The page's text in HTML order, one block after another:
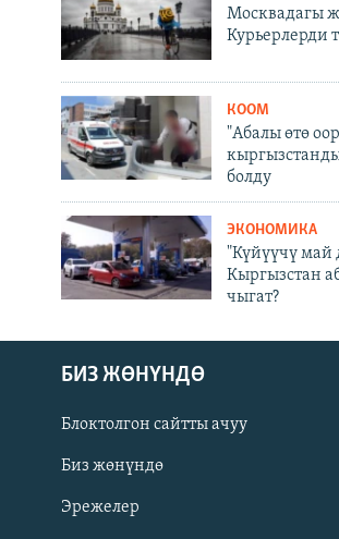
Русский
Москвадагы
Курьерлерди
КООМ
"Абалы өтө
болду
ЭКОНОМИКА
"Күйүүчү май
Кыргызстан
чыгат?
БИЗ ЖӨНҮНДӨ
Блоктолгон сайтты ачуу
Биз жөнүндө
Эрежелер